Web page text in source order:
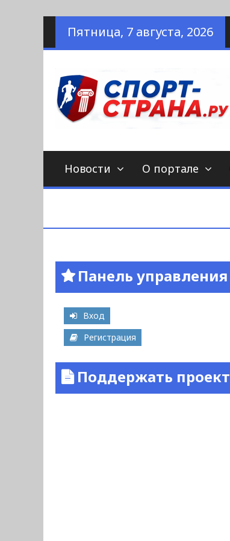
НаверхПятница, 7 августа, 2026
Новости О портале
Панель управления
Вход
Регистрация
Поддержать проект